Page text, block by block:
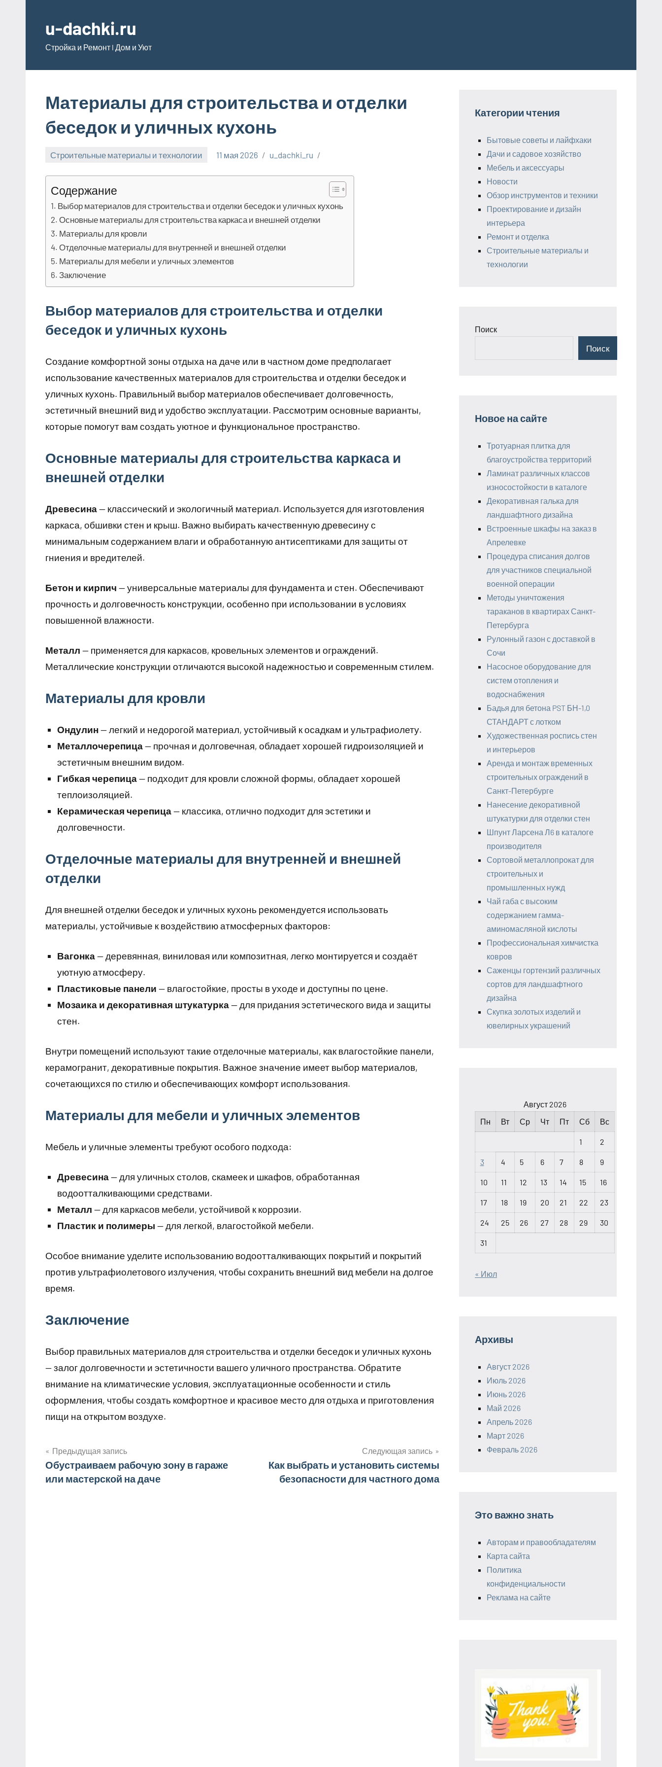
содержимому
u-dachki.ru
Стройка и Ремонт l Дом и Уют
Материалы для строительства и отделки
беседок и уличных кухонь
Строительные материалы и технологии 11 мая 2026 u_dachki_ru
Содержание
Выбор материалов для строительства и отделки беседок и уличных кухонь
Основные материалы для строительства каркаса и внешней отделки
Материалы для кровли
Отделочные материалы для внутренней и внешней отделки
Материалы для мебели и уличных элементов
Заключение
Выбор материалов для строительства и отделки
беседок и уличных кухонь
Создание комфортной зоны отдыха на даче или в частном доме предполагает
использование качественных материалов для строительства и отделки беседок и
уличных кухонь. Правильный выбор материалов обеспечивает долговечность,
эстетичный внешний вид и удобство эксплуатации. Рассмотрим основные варианты,
которые помогут вам создать уютное и функциональное пространство.
Основные материалы для строительства каркаса и
внешней отделки
Древесина— классический и экологичный материал. Используется для изготовления
каркаса, обшивки стен и крыш. Важно выбирать качественную древесину с
минимальным содержанием влаги и обработанную антисептиками для защиты от
гниения и вредителей.
Бетон и кирпич — универсальные материалы для фундамента и стен. Обеспечивают
прочность и долговечность конструкции, особенно при использовании в условиях
повышенной влажности.
Металл — применяется для каркасов, кровельных элементов и ограждений.
Металлические конструкции отличаются высокой надежностью и современным стилем.
Материалы для кровли
Ондулин— легкий и недорогой материал, устойчивый к осадкам и ультрафиолету.
Металлочерепица— прочная и долговечная, обладает хорошей гидроизоляцией и
эстетичным внешним видом.
Гибкая черепица— подходит для кровли сложной формы, обладает хорошей
теплоизоляцией.
Керамическая черепица— классика, отлично подходит для эстетики и
долговечности.
Отделочные материалы для внутренней и внешней
отделки
Для внешней отделки беседок и уличных кухонь рекомендуется использовать
материалы, устойчивые к воздействию атмосферных факторов:
Вагонка— деревянная, виниловая или композитная, легко монтируется и создаёт
уютную атмосферу.
Пластиковые панели — влагостойкие, просты в уходе и доступны по цене.
Мозаика и декоративная штукатурка— для придания эстетического вида и защиты
стен.
Внутри помещений используют такие отделочные материалы, как влагостойкие панели,
керамогранит, декоративные покрытия. Важное значение имеет выбор материалов,
сочетающихся по стилю и обеспечивающих комфорт использования.
Материалы для мебели и уличных элементов
Мебель и уличные элементы требуют особого подхода:
Древесина— для уличных столов, скамеек и шкафов, обработанная
водоотталкивающими средствами.
Металл — для каркасов мебели, устойчивой к коррозии.
Пластик и полимеры — для легкой, влагостойкой мебели.
Особое внимание уделите использованию водоотталкивающих покрытий и покрытий
против ультрафиолетового излучения, чтобы сохранить внешний вид мебели на долгое
время.
Заключение
Выбор правильных материалов для строительства и отделки беседок и уличных кухонь
— залог долговечности и эстетичности вашего уличного пространства. Обратите
внимание на климатические условия, эксплуатационные особенности и стиль
оформления, чтобы создать комфортное и красивое место для отдыха и приготовления
пищи на открытом воздухе.
Навигация
по
Предыдущая запись
Обустраиваем рабочую зону в гараже
или мастерской на даче
Следующая запись
Как выбрать и установить системы
безопасности для частного дома
Категории чтения
Бытовые советы и лайфхаки
Дачи и садовое хозяйство
Мебель и аксессуары
Новости
Обзор инструментов и техники
Проектирование и дизайн
интерьера
Ремонт и отделка
Строительные материалы и
технологии
Поиск
Поиск
Новое на сайте
Тротуарная плитка для
благоустройства территорий
Ламинат различных классов
износостойкости в каталоге
Декоративная галька для
ландшафтного дизайна
Встроенные шкафы на заказ в
Апрелевке
Процедура списания долгов
для участников специальной
военной операции
Методы уничтожения
тараканов в квартирах Санкт-
Петербурга
Рулонный газон с доставкой в
Сочи
Насосное оборудование для
систем отопления и
водоснабжения
Бадья для бетона PST БН-1,0
СТАНДАРТ с лотком
Художественная роспись стен
и интерьеров
Аренда и монтаж временных
строительных ограждений в
Санкт-Петербурге
Нанесение декоративной
штукатурки для отделки стен
Шпунт Ларсена Л6 в каталоге
производителя
Сортовой металлопрокат для
строительных и
промышленных нужд
Чай габа с высоким
содержанием гамма-
аминомасляной кислоты
Профессиональная химчистка
ковров
Саженцы гортензий различных
сортов для ландшафтного
дизайна
Скупка золотых изделий и
ювелирных украшений
Август 2026
Пн
Вт Ср Чт Пт Сб Вс
1 2
3 4 5 6 7 8 9
10 11 12 13 14 15 16
17 18 19 20 21 22 23
24 25 26 27 28 29 30
31
« Июл
Архивы
Август 2026
Июль 2026
Июнь 2026
Май 2026
Апрель 2026
Март 2026
Февраль 2026
Это важно знать
Авторам и правообладателям
Карта сайта
Политика
конфиденциальности
Реклама на сайте